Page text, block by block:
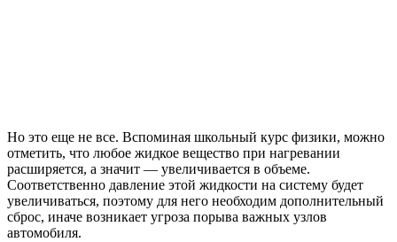
Но это еще не все. Вспоминая школьный курс физики, можно
отметить, что любое жидкое вещество при нагревании
расширяется, а значит — увеличивается в объеме.
Соответственно давление этой жидкости на систему будет
увеличиваться, поэтому для него необходим дополнительный
сброс, иначе возникает угроза порыва важных узлов
автомобиля.